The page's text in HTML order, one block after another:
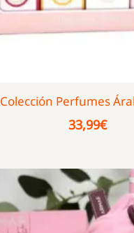
Colección Perfumes
33,99€